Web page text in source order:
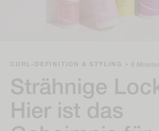
CURL-DEFINITION & STYLING • 6
Strähnige
Hier ist das